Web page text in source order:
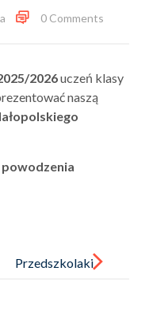
0 Comments
2026uczeń klasy
naszą
powodzenia
Przedszkolaki